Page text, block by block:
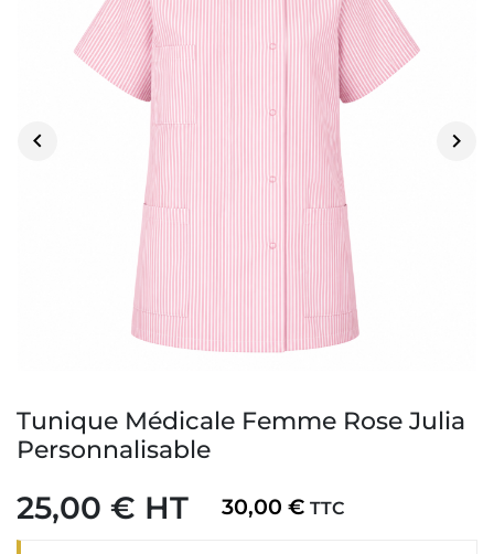
 
Tunique Médicale Femme Rose Julia
Personnalisable
25,00 € HT 30,00 € TTC